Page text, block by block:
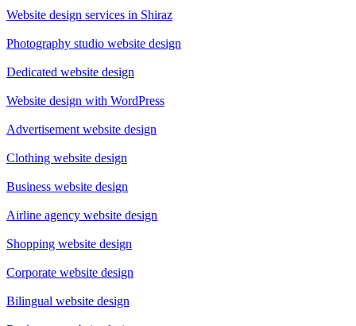
Website design services in Shiraz
Photography studio website design
Dedicated website design
Website design with WordPress
Advertisement website design
Clothing website design
Business website design
Airline agency website design
Shopping website design
Corporate website design
Bilingual website design